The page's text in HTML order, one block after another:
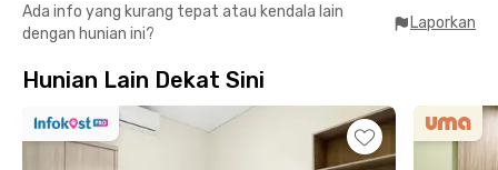
Lokasinya juga memudahkan mobilitas ke berbagai kampus dan
dijangkau sekitar 10 menit perjalanan, sementara akses menuju
area perkantoran di Jalan Jenderal Sudirman dan kawasan
Kaliurang hanya memerlukan waktu sekitar 10–15 menit.
Dengan akses yang mudah, kost putra di Sleman ini sangat
Ada info yang kurang tepat atau kendala lain
dengan hunian ini?
Laporkan
Hunian Lain Dekat Sini